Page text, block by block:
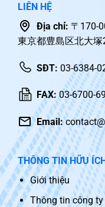
LIÊN HỆ
Địa chỉ: 〒170-
東京都豊島区北大
SĐT: 03-6384-
FAX:03-6700-
Email:
THÔNG TIN HỮU
Giới thiệu
Thông tin công ty